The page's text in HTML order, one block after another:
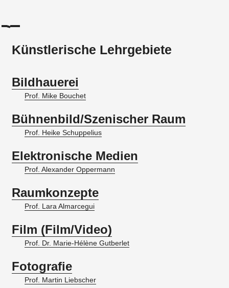
Künstlerische Lehrgebiete
Bildhauerei
Prof. Mike Bouchet
Bühnenbild/Szenischer Raum
Prof. Heike Schuppelius
Elektronische Medien
Prof. Alexander Oppermann
Raumkonzepte
Prof. Lara Almarcegui
Film (Film/Video)
Prof. Dr. Marie-Hélène Gutberlet
Fotografie
Prof. Martin Liebscher